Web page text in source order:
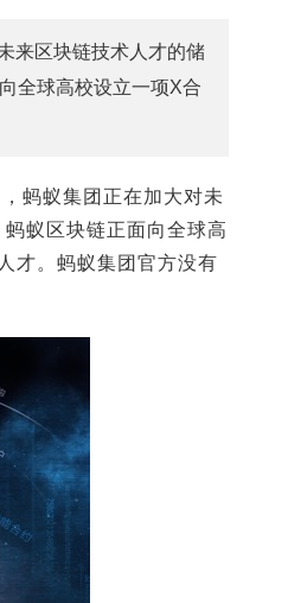
来区块链技术人才的储
全球高校设立一项X合
蚂蚁集团正在加大对未
蚁区块链正面向全球高
才。蚂蚁集团官方没有